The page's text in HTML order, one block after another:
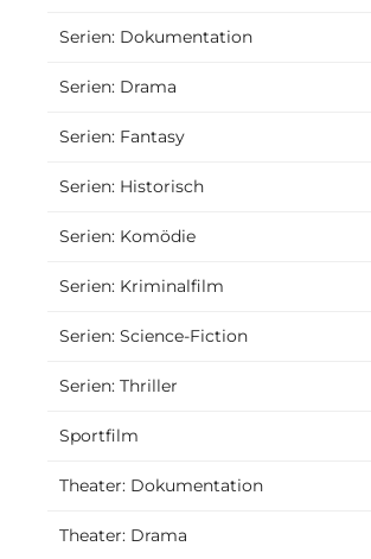
Serien: Dokumentation
Serien: Drama
Serien: Fantasy
Serien: Historisch
Serien: Komödie
Serien: Kriminalfilm
Serien: Science-Fiction
Serien: Thriller
Sportfilm
Theater: Dokumentation
Theater: Drama